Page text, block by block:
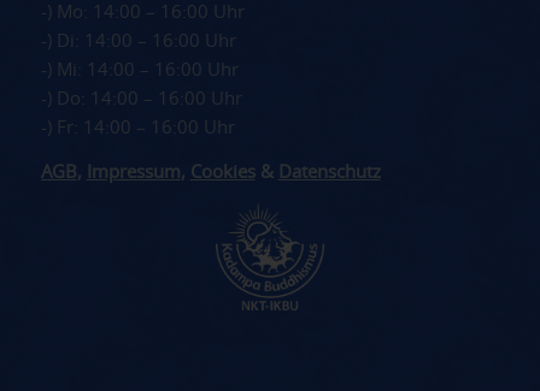
-) Mo: 14:00 – 16:00 Uhr
-) Di: 14:00 – 16:00 Uhr
-) Mi: 14:00 – 16:00 Uhr
-) Do: 14:00 – 16:00 Uhr
-) Fr: 14:00 – 16:00 Uhr
AGB , Impressum, Cookies& Datenschutz